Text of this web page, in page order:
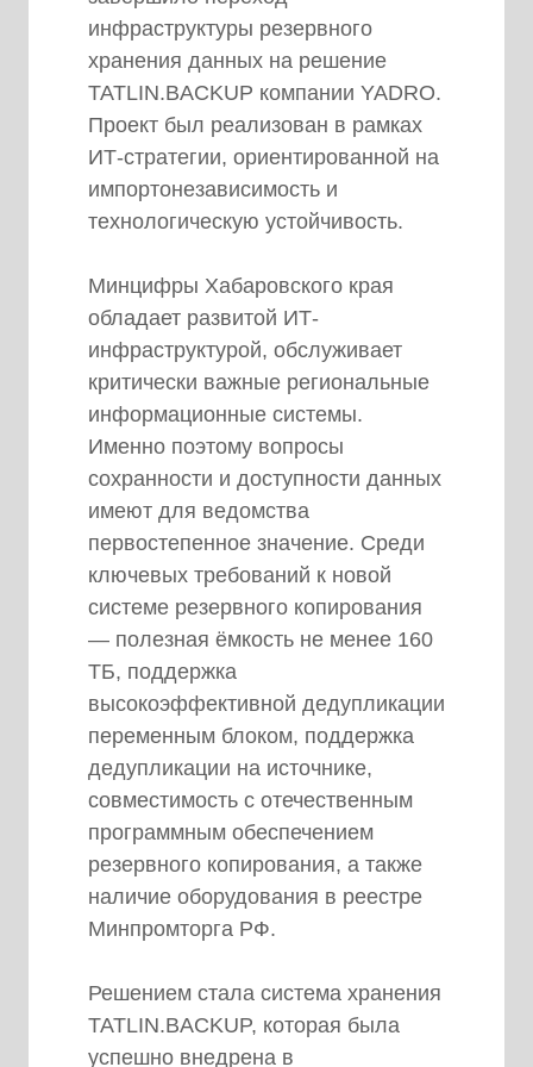
данных TATLIN. R&D центры
находятся в Москве и Санкт-
Петербурге, собственная
производственная площадка
расположена в Московской
области.
инфраструктуры резервного
хранения данных на решение
TATLIN.BACKUP компании YADRO.
Проект был реализован в рамках
ИТ-стратегии, ориентированной на
импортонезависимость и
технологическую устойчивость.
Минцифры Хабаровского края
обладает развитой ИТ-
инфраструктурой, обслуживает
критически важные региональные
информационные системы.
Именно поэтому вопросы
сохранности и доступности данных
имеют для ведомства
первостепенное значение. Среди
ключевых требований к новой
системе резервного копирования
— полезная ёмкость не менее 160
ТБ, поддержка
высокоэффективной дедупликации
переменным блоком, поддержка
дедупликации на источнике,
совместимость с отечественным
программным обеспечением
резервного копирования, а также
наличие оборудования в реестре
Минпромторга РФ.
Решением стала система хранения
TATLIN.BACKUP, которая была
успешно внедрена в